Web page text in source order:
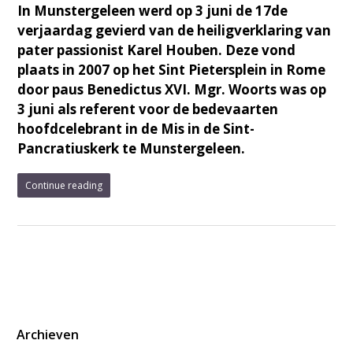
In Munstergeleen werd op 3 juni de 17de
verjaardag gevierd van de heiligverklaring van
pater passionist Karel Houben. Deze vond
plaats in 2007 op het Sint Pietersplein in Rome
door paus Benedictus XVI. Mgr. Woorts was op
3 juni als referent voor de bedevaarten
hoofdcelebrant in de Mis in de Sint-
Pancratiuskerk te Munstergeleen.
Continue reading
Archieven